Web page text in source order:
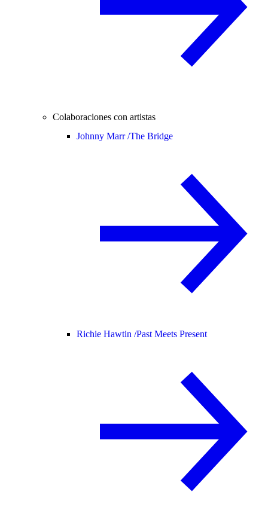
Colaboraciones con artistas
Johnny Marr /The Bridge
Richie Hawtin /Past Meets Present